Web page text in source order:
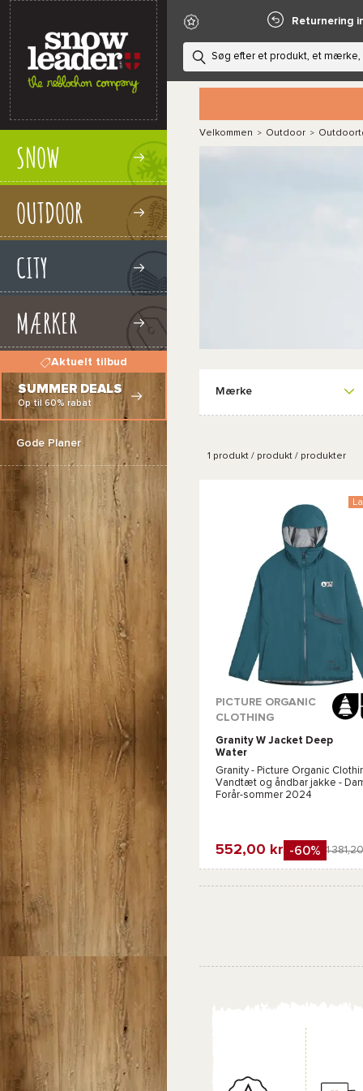
SNOW
OUTDOOR
CITY
MÆRKER
Aktuelt tilbud
SUMMER DEALS
Op til 60% rabat
Gode Planer
Returnering
Velkommen > Outdoor >
Mærke
1 produkt / produkt / produkter
PICTURE ORGANIC
CLOTHING
Granity W Jacket Deep
Water
Granity - Picture Organic
Vandtæt og åndbar jakke -
Forår-sommer 2024
552,00 kr -60% 1